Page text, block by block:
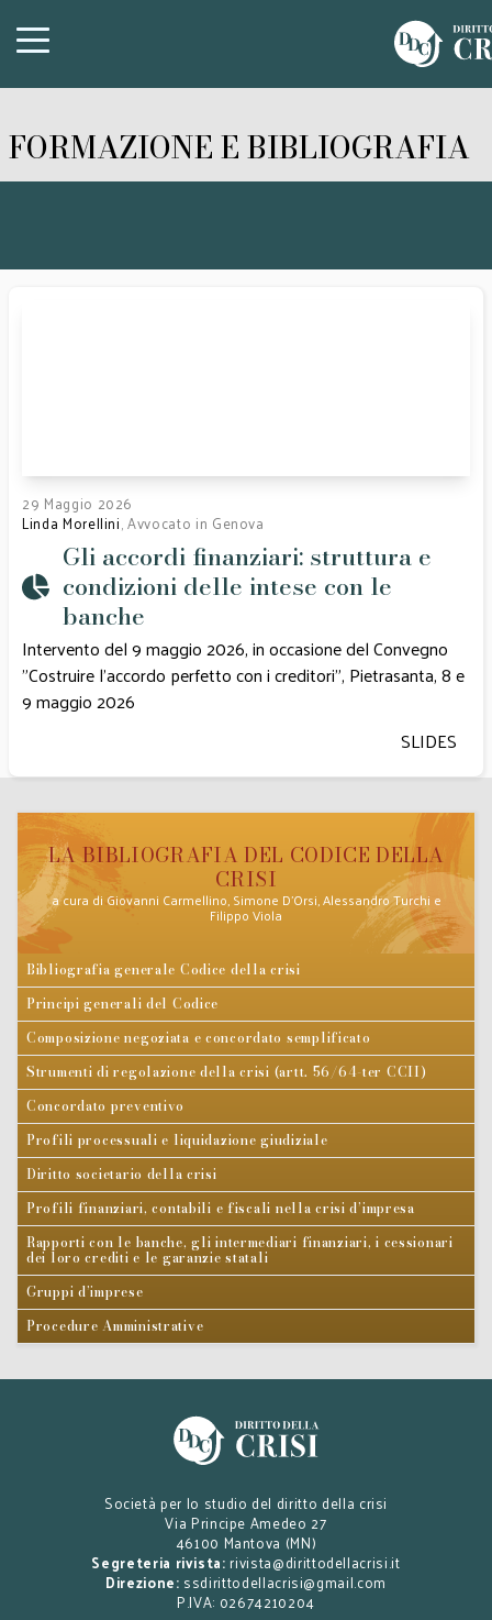
FORMAZIONE E BIBLIOGRAFIA
29 Maggio 2026
Linda Morellini, Avvocato in Genova
Gli accordi finanziari: struttura e
condizioni delle intese con le
banche
Intervento del 9 maggio 2026, in occasione del Convegno
"Costruire l'accordo perfetto con i creditori”, Pietrasanta, 8 e
9 maggio 2026
SLIDES
LA BIBLIOGRAFIA DEL CODICE DELLA
CRISI
a cura di Giovanni Carmellino, Simone D’Orsi, Alessandro Turchi e
Filippo Viola
Bibliografia generale Codice della crisi
Principi generali del Codice
Composizione negoziata e concordato semplificato
Strumenti di regolazione della crisi (artt. 56/64-ter CCII)
Concordato preventivo
Profili processuali e liquidazione giudiziale
Diritto societario della crisi
Profili finanziari, contabili e fiscali nella crisi d’impresa
Rapporti con le banche, gli intermediari finanziari, i cessionari
dei loro crediti e le garanzie statali
Gruppi d’imprese
Procedure Amministrative
Società per lo studio del diritto della crisi
Via Principe Amedeo 27
46100 Mantova (MN)
Segreteria rivista: rivista@dirittodellacrisi.it
Direzione: ssdirittodellacrisi@gmail.com
P.IVA: 02674210204